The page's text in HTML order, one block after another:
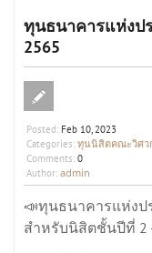
ทุนธนาคารแห่งป
2565
Posted: Feb 10, 2023
Categories: ทุนนิสิตคณะวิศว
Comments: 0
Author: admin
📣ทุนธนาคารแห่งป
สำหรับนิสิตชั้นปีที่ 2